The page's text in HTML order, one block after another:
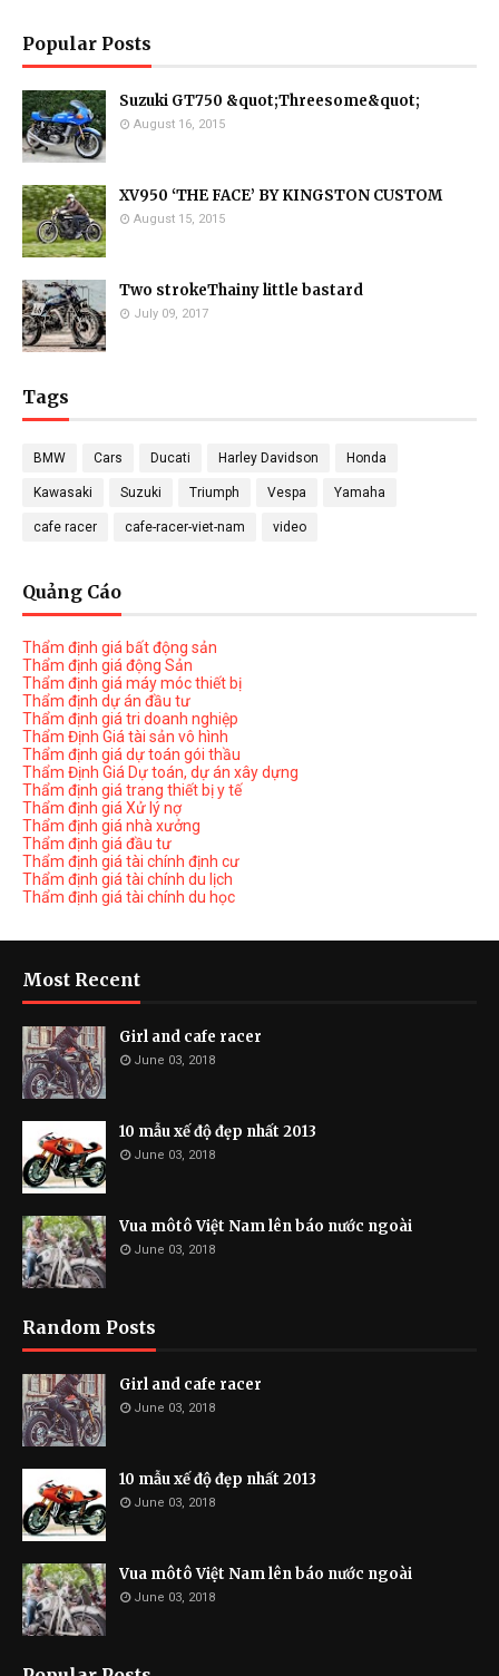
Popular Posts
Suzuki GT750 &quot;Threesome&quot;
August 16, 2015
XV950 ‘THE FACE’ BY KINGSTON CUSTOM
August 15, 2015
Two strokeThainy little bastard
July 09, 2017
Tags
BMW Cars Ducati Harley Davidson Honda
Kawasaki Suzuki Triumph Vespa Yamaha
cafe racer cafe-racer-viet-nam video
Quảng Cáo
Thẩm định giá bất động sản
Thẩm định giá động Sản
Thẩm định giá máy móc thiết bị
Thẩm định dự án đầu tư
Thẩm định giá tri doanh nghiệp
Thẩm Định Giá tài sản vô hình
Thẩm định giá dự toán gói thầu
Thẩm Định Giá Dự toán, dự án xây dựng
Thẩm định giá trang thiết bị y tế
Thẩm định giá Xử lý nợ
Thẩm định giá nhà xưởng
Thẩm định giá đầu tư
Thẩm định giá tài chính định cư
Thẩm định giá tài chính du lịch
Thẩm định giá tài chính du học
Most Recent
Girl and cafe racer
June 03, 2018
10 mẫu xế độ đẹp nhất 2013
June 03, 2018
Vua môtô Việt Nam lên báo nước ngoài
June 03, 2018
Random Posts
Girl and cafe racer
June 03, 2018
10 mẫu xế độ đẹp nhất 2013
June 03, 2018
Vua môtô Việt Nam lên báo nước ngoài
June 03, 2018